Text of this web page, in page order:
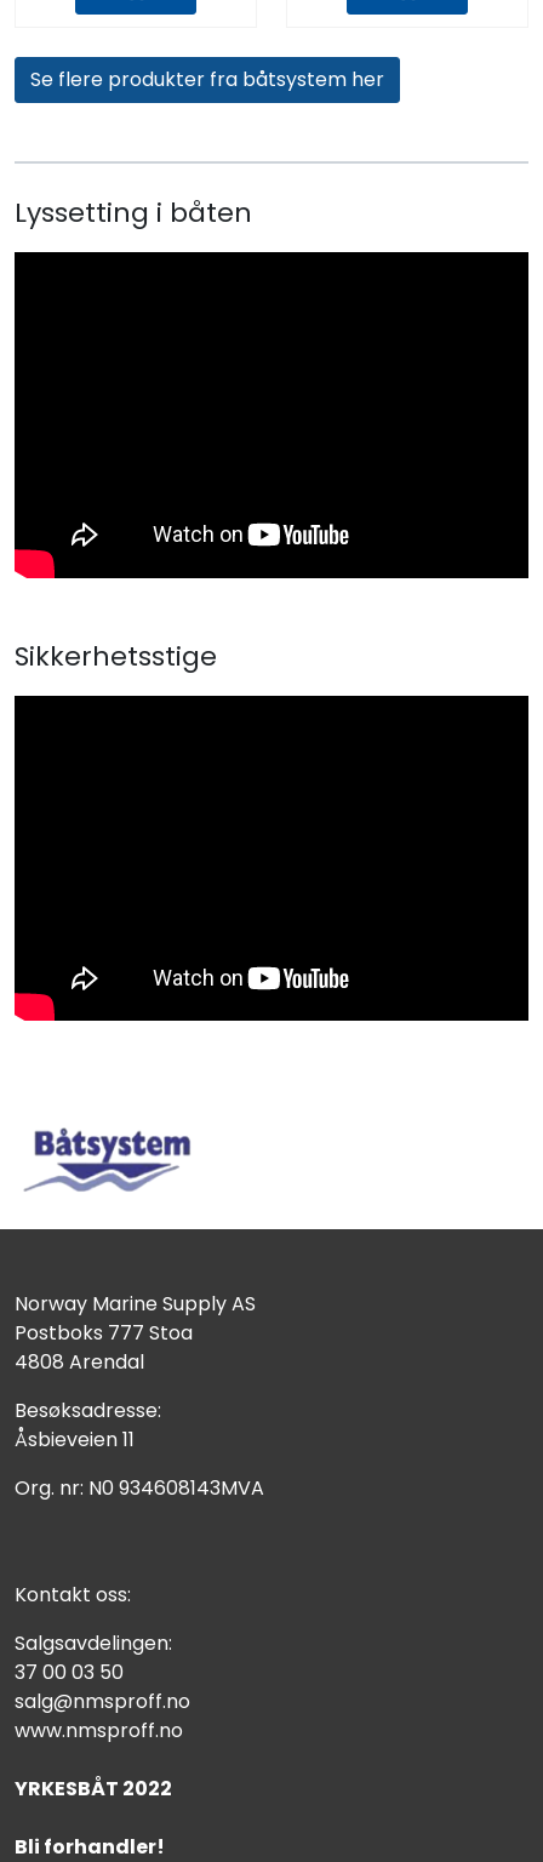
Se flere produkter fra båtsystem her
Lyssetting i båten
Sikkerhetsstige
Norway Marine Supply AS
Postboks 777 Stoa
4808 Arendal
Besøksadresse:
Åsbieveien 11
Org. nr: N0 934608143MVA
Kontakt oss:
Salgsavdelingen:
37 00 03 50
salg@nmsproff.no
www.nmsproff.no
YRKESBÅT 2022
Bli forhandler!